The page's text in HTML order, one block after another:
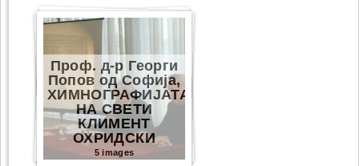
Проф. д-р Георги
Попов од Софија,
ХИМНОГРАФИЈАТА
НА СВЕТИ
КЛИМЕНТ
ОХРИДСКИ
5 images